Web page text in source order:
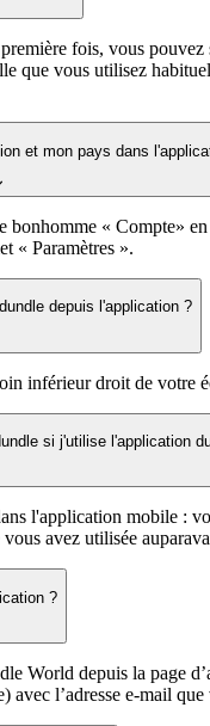
fois, vous
que vous utilisez
et mon pays dans
« Compte» en
« Paramètres ».
depuis l'application ?
inférieur droit de votre
si j'utilise l'application
l'application mobile :
avez utilisée
?
World depuis la page
avec l’adresse e-mail